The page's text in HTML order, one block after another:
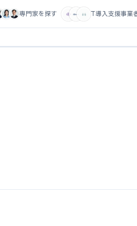
専門家を探す IT導入支援事業